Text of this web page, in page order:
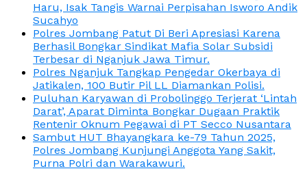
Haru, Isak Tangis Warnai Perpisahan Isworo Andik
Sucahyo
Polres Jombang Patut Di Beri Apresiasi Karena
Berhasil Bongkar Sindikat Mafia Solar Subsidi
Terbesar di Nganjuk Jawa Timur.
Polres Nganjuk Tangkap Pengedar Okerbaya di
Jatikalen, 100 Butir Pil LL Diamankan Polisi.
Puluhan Karyawan di Probolinggo Terjerat ‘Lintah
Darat’, Aparat Diminta Bongkar Dugaan Praktik
Rentenir Oknum Pegawai di PT Secco Nusantara
Sambut HUT Bhayangkara ke-79 Tahun 2025,
Polres Jombang Kunjungi Anggota Yang Sakit,
Purna Polri dan Warakawuri.